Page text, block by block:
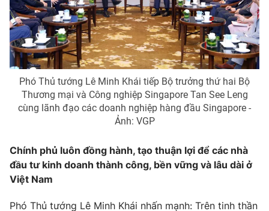
Phó Thủ tướng Lê Minh Khái tiếp Bộ trưởng thứ hai Bộ
Thương mại và Công nghiệp Singapore Tan See Leng
cùng lãnh đạo các doanh nghiệp hàng đầu Singapore -
Ảnh: VGP
Chính phủ luôn đồng hành, tạo thuận lợi để các nhà
đầu tư kinh doanh thành công, bền vững và lâu dài ở
Việt Nam
Phó Thủ tướng Lê Minh Khái nhấn mạnh: Trên tinh thần